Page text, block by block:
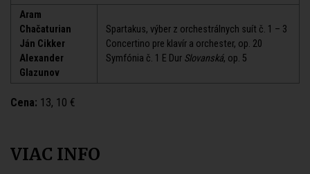
Aram
Chačaturian
Ján Cikker
Alexander
Glazunov
Spartakus, výber z orchestrálnych suít č. 1 – 3
Concertino pre klavír a orchester, op. 20
Symfónia č. 1 E Dur Slovanská, op. 5
Cena: 13, 10 €
VIAC INFO